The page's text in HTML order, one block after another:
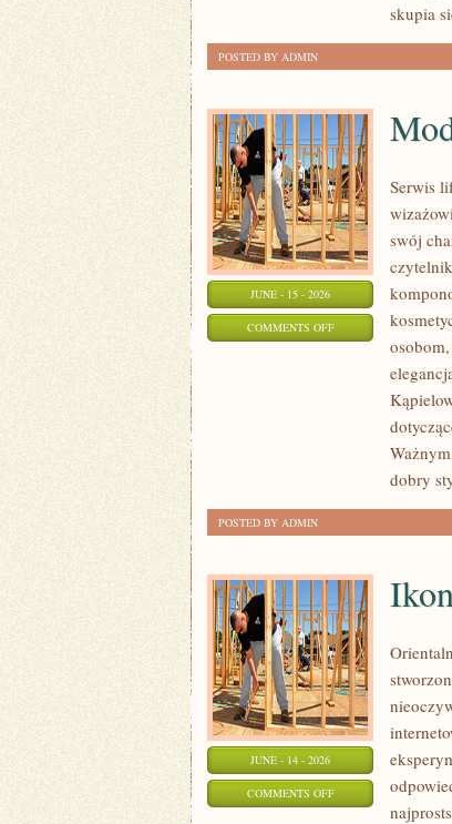
skupia
POSTED BY ADMIN
JUNE - 15 - 2026
COMMENTS OFFON
Serwis
swój
dobry
POSTED BY ADMIN
JUNE - 14 - 2026
COMMENTS OFFON